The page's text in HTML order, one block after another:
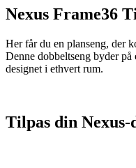
Nexus Frame36
Her får du en planseng, der
Denne dobbeltseng byder
designet i ethvert rum.
Tilpas din Nexus-